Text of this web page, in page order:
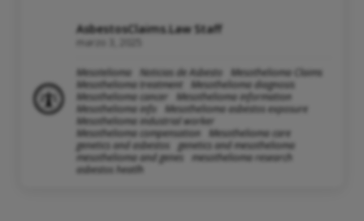
AsbestosClaims.Law Staff
marzo 3, 2025
Mesotelioma Noticias de Asbesto
Mesothelioma Claims
Mesothelioma treatment
Mesothelioma diagnosis
Mesothelioma cancer
Mesothelioma information
Mesothelioma info
Mesothelioma asbestos exposure
Mesothelioma industrial worker
Mesothelioma compensation
Mesothelioma care
genetics and asbestos
genetics and mesothelioma
mesothelioma and genes
mesothelioma research
asbestos heatlh